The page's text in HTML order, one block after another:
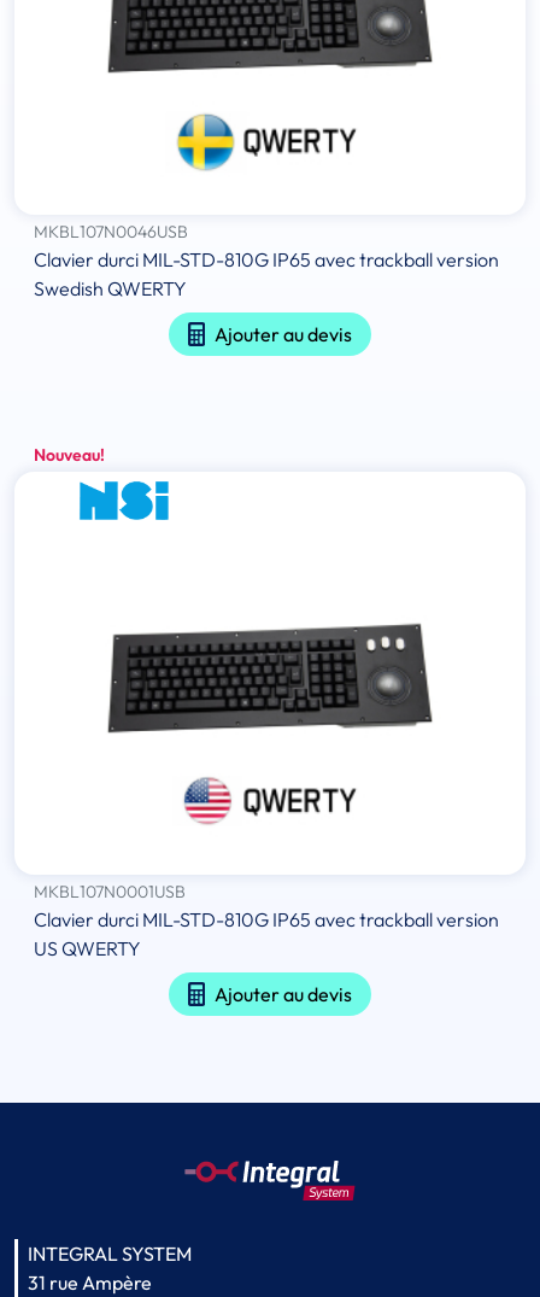
MKBL107N0046USB
Clavier durci MIL-STD-810G IP65 avec trackball version
Swedish QWERTY
Ajouter au devis
Nouveau!
MKBL107N0001USB
Clavier durci MIL-STD-810G IP65 avec trackball version
US QWERTY
Ajouter au devis
INTEGRAL SYSTEM
31 rue Ampère